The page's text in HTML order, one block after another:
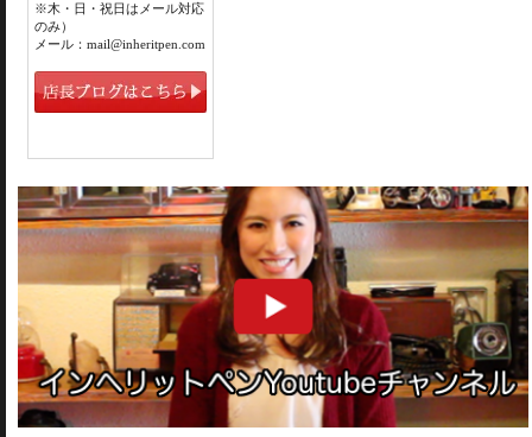
※木・日・祝日はメール対応
のみ）
メール：mail@inheritpen.com